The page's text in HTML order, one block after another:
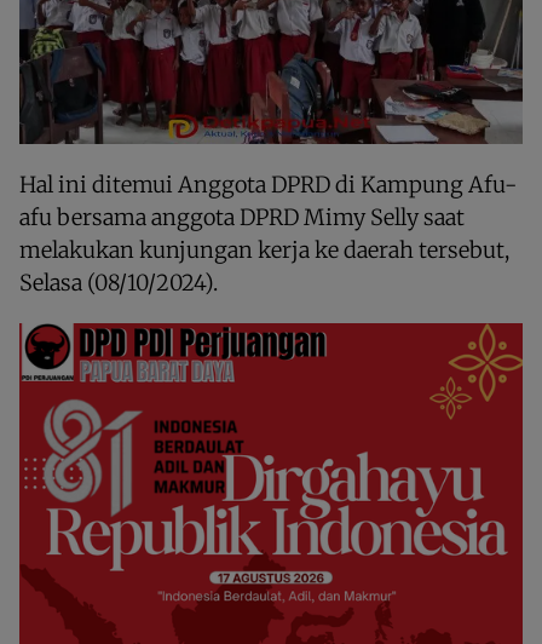
Hal ini ditemui Anggota DPRD di Kampung Afu-
afu bersama anggota DPRD Mimy Selly saat
melakukan kunjungan kerja ke daerah tersebut,
Selasa (08/10/2024).